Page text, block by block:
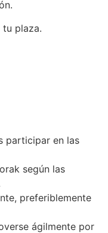
tu plaza.
participar en las
según las
preferiblemente
ágilmente por